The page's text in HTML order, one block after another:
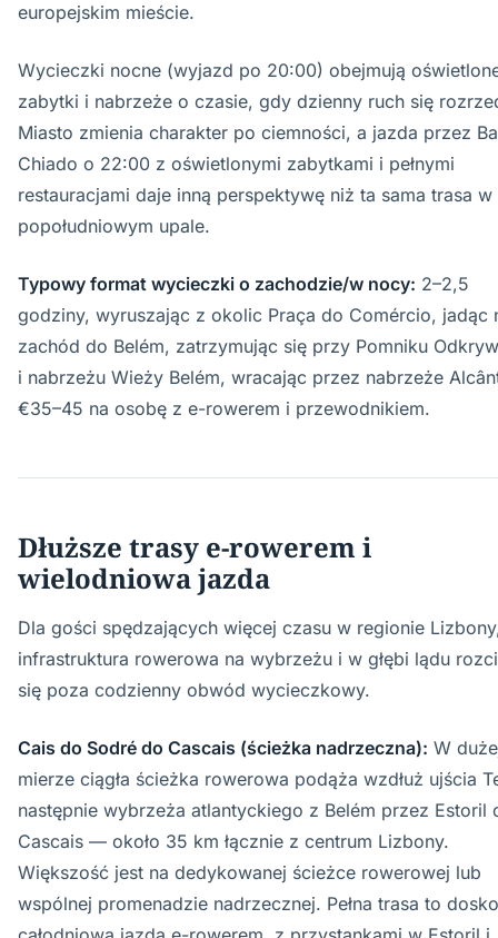
europejskim mieście.
Wycieczki nocne (wyjazd po 20:00) obejmują
zabytki i nabrzeże o czasie, gdy dzienny ruch się
Miasto zmienia charakter po ciemności, a jazda przez
Chiado o 22:00 z oświetlonymi zabytkami i pełnymi
restauracjami daje inną perspektywę niż ta sama trasa w
popołudniowym upale.
Typowy format wycieczki o zachodzie/w nocy: 2–2,5
godziny, wyruszając z okolic Praça do Comércio, jadąc
zachód do Belém, zatrzymując się przy Pomniku
i nabrzeżu Wieży Belém, wracając przez nabrzeże
€35–45 na osobę z e-rowerem i przewodnikiem.
Dłuższe trasy e-rowerem i
wielodniowa jazda
Dla gości spędzających więcej czasu w regionie
infrastruktura rowerowa na wybrzeżu i w głębi lądu
się poza codzienny obwód wycieczkowy.
Cais do Sodré do Cascais (ścieżka nadrzeczna): W
mierze ciągła ścieżka rowerowa podąża wzdłuż ujścia
następnie wybrzeża atlantyckiego z Belém przez Estoril
Cascais — około 35 km łącznie z centrum Lizbony.
Większość jest na dedykowanej ścieżce rowerowej lub
wspólnej promenadzie nadrzecznej. Pełna trasa to